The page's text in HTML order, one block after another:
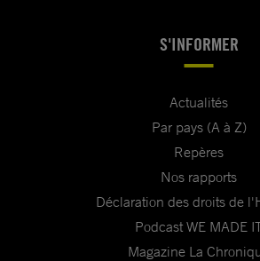
S'INFORMER
Actualités
Par pays (A à Z)
Repères
Nos rapports
Déclaration des droits de
Podcast WE MADE
Magazine La